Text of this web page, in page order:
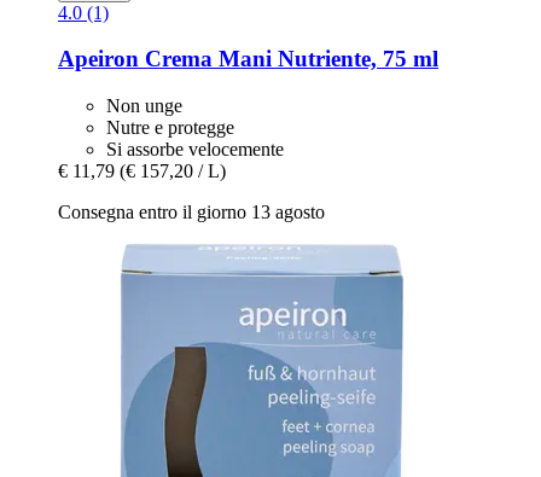
4.0 (1)
Apeiron Crema Mani Nutriente, 75 ml
Non unge
Nutre e protegge
Si assorbe velocemente
€ 11,79 (€ 157,20 / L)
Consegna entro il giorno 13 agosto